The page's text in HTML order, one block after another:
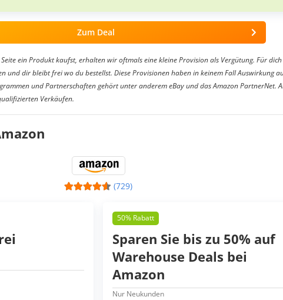
Zum Deal
ein Produkt kaufst, erhalten wir oftmals eine kleine Provision als Vergütung. Für dich
und dir bleibt frei wo du bestellst. Diese Provisionen haben in keinem Fall Auswirkung
und Partnerschaften gehört unter anderem eBay und das Amazon PartnerNet.
Verkäufen.
(729)
50% Rabatt
Sparen Sie bis zu 50% auf
Warehouse Deals bei
Amazon
Nur Neukunden